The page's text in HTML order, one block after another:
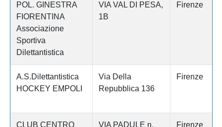
POL. GINESTRA
FIORENTINA
Associazione
Sportiva
Dilettantistica
VIA VAL DI PESA,
1B
Firenze
A.S.Dilettantistica
HOCKEY EMPOLI
Via Della
Repubblica 136
Firenze
CLUB CENTRO
VIA PADULE n.
Firenze